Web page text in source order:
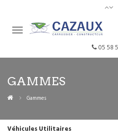
05 58
GAMMES
Gammes
Véhicules Utilitaires